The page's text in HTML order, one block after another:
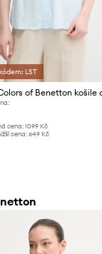
LST
cena: 1099 Kč
cena: 649 Kč